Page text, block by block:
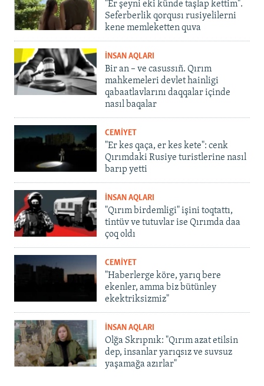
"Er şeyni eki künde taşlap kettim".
Seferberlik qorqusı rusiyelilerni
kene memleketten quva
İNSAN AQLARI
Bir an – ve casussıñ. Qırım
mahkemeleri devlet hainligi
qabaatlavlarını daqqalar içinde
nasıl baqalar
CEMİYET
"Er kes qaça, er kes kete": cenk
Qırımdaki Rusiye turistlerine nasıl
barıp yetti
İNSAN AQLARI
"Qırım birdemligi" işini toqtattı,
tintüv ve tutuvlar ise Qırımda daa
çoq oldı
CEMİYET
"Haberlerge köre, yarıq bere
ekenler, amma biz bütünley
ekektriksizmiz"
İNSAN AQLARI
Olğa Skrıpnık: "Qırım azat etilsin
dep, insanlar yarıqsız ve suvsuz
yaşamağa azırlar"